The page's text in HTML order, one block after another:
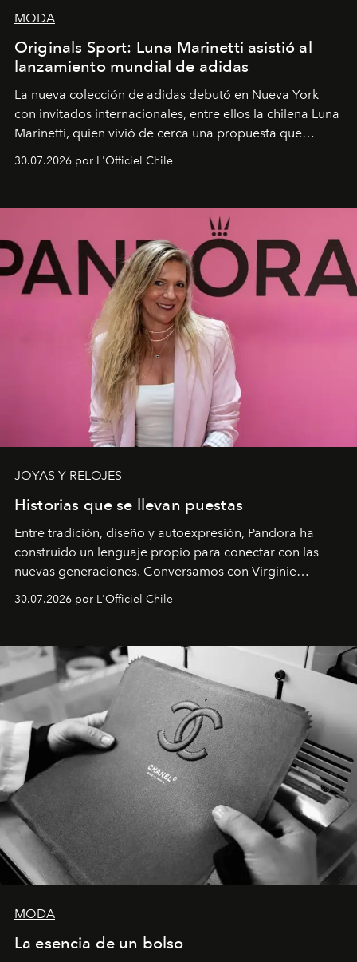
MODA
Originals Sport: Luna Marinetti asistió al
lanzamiento mundial de adidas
La nueva colección de adidas debutó en Nueva York
con invitados internacionales, entre ellos la chilena Luna
Marinetti, quien vivió de cerca una propuesta que
fusiona moda y rendimiento.
30.07.2026 por L'Officiel Chile
JOYAS Y RELOJES
Historias que se llevan puestas
Entre tradición, diseño y autoexpresión, Pandora ha
construido un lenguaje propio para conectar con las
nuevas generaciones. Conversamos con Virginie
Dubray, la responsable de marketing para
Latinoamérica, sobre identidad, cultura y el valor
30.07.2026 por L'Officiel Chile
MODA
La esencia de un bolso